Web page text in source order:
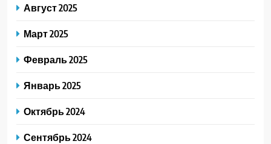
Август 2025
Март 2025
Февраль 2025
Январь 2025
Октябрь 2024
Сентябрь 2024